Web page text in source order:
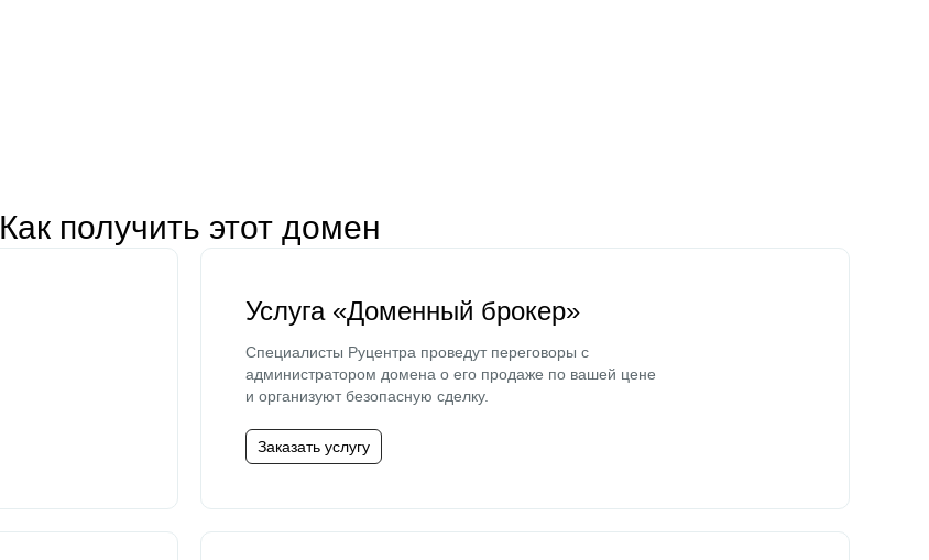
Как получить этот домен
Услуга «Доменный брокер»
Специалисты Руцентра проведут переговоры с
администратором домена о его продаже по вашей цене
и организуют безопасную сделку.
Заказать услугу